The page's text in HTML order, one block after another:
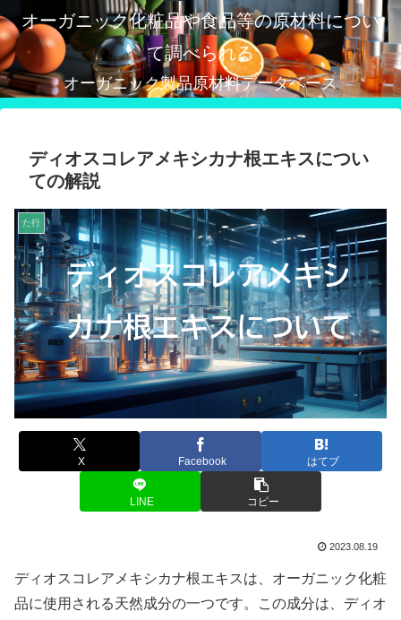
オーガニック化粧品や食品等の原材料につい
て調べられる
オーガニック製品原材料データベース
ディオスコレアメキシカナ根エキスについ
ての解説
た行
X Facebook はてブ
LINE コピー
2023.08.19
ディオスコレアメキシカナ根エキスは、オーガニック化粧
品に使用される天然成分の一つです。この成分は、ディオ